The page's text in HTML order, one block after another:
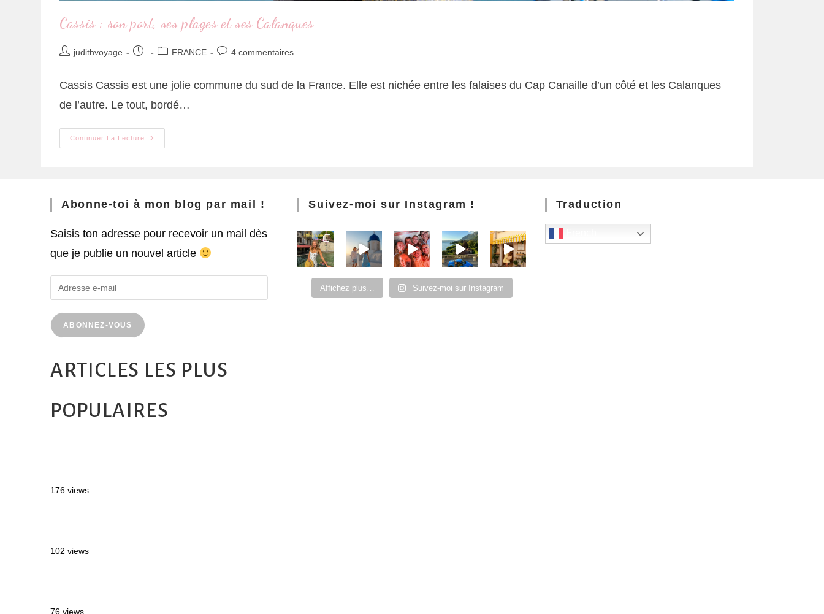
Cassis : son port, ses plages et ses Calanques
judithvoyage FRANCE 4 commentaires
Cassis Cassis est une jolie commune du sud de la France. Elle est nichée entre les falaises du Cap Canaille d’un côté et les Calanques
de l’autre. Le tout, bordé…
Continuer La Lecture
Abonne-toi à mon blog par mail !
Saisis ton adresse pour recevoir un mail dès
que je publie un nouvel article
ABONNEZ-VOUS
ARTICLES LES PLUS
POPULAIRES
176 views
102 views
76 views
Suivez-moi sur Instagram !
Affichez plus… Suivez-moi sur Instagram
Traduction